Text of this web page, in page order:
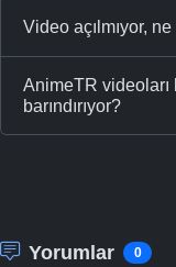
Video açılmıyor, ne
AnimeTR videoları
barındırıyor?
Yorumlar 0